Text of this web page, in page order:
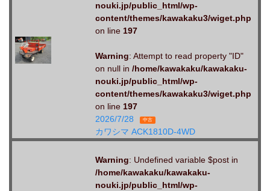
nouki.jp/public_html/wp-
content/themes/kawakaku3/wiget.php
on line 197
Warning: Attempt to read property "ID"
on null in /home/kawakaku/kawakaku-
nouki.jp/public_html/wp-
content/themes/kawakaku3/wiget.php
on line 197
2026/7/28
中古
カワシマ ACK1810D-4WD
Warning: Undefined variable $post in
/home/kawakaku/kawakaku-
nouki.jp/public_html/wp-